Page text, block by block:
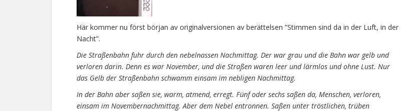
Här kommer nu först början av originalversionen av berättelsen ”Stimmen sind da in der Luft, in der
Nacht”.
Die Straßenbahn fuhr durch den nebelnassen Nachmittag. Der war grau und die Bahn war gelb und
verloren darin. Denn es war November, und die Straßen waren leer und lärmlos und ohne Lust. Nur
das Gelb der Straßenbahn schwamm einsam im nebligen Nachmittag.
In der Bahn aber saßen sie, warm, atmend, erregt. Fünf oder sechs saßen da, Menschen, verloren,
einsam im Novembernachmittag. Aber dem Nebel entronnen. Saßen unter tröstlichen, trüben